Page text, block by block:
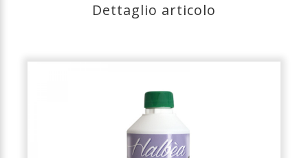
Dettaglio articolo